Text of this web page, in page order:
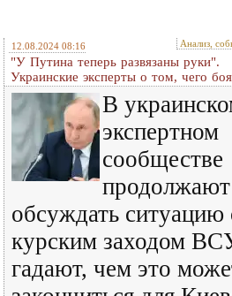
12.08.2024 08:16 Анализ,
"У Путина теперь развязаны руки".
Украинские эксперты о том, чего
В
экспертном
сообществе
продолжают
обсуждать ситуацию
курским заходом
гадают, чем это